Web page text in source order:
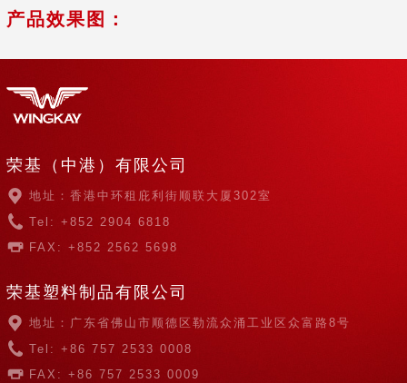
产品效果图：
荣基（中港）有限公司
地址：香港中环租庇利街顺联大厦302室
Tel: +852 2904 6818
FAX: +852 2562 5698
荣基塑料制品有限公司
地址：广东省佛山市顺德区勒流众涌工业区众富路8号
Tel: +86 757 2533 0008
FAX: +86 757 2533 0009